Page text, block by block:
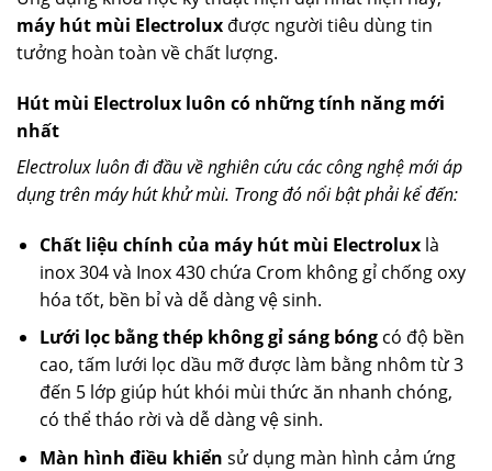
máy hút mùi Electrolux được người tiêu dùng tin
tưởng hoàn toàn về chất lượng.
Hút mùi Electrolux luôn có những tính năng mới
nhất
Electrolux luôn đi đầu về nghiên cứu các công nghệ mới áp
dụng trên máy hút khử mùi. Trong đó nổi bật phải kể đến:
Chất liệu chính của máy hút mùi Electroluxlà
inox 304 và Inox 430 chứa Crom không gỉ chống oxy
hóa tốt, bền bỉ và dễ dàng vệ sinh.
Lưới lọc bằng thép không gỉ sáng bóngcó độ bền
cao, tấm lưới lọc dầu mỡ được làm bằng nhôm từ 3
đến 5 lớp giúp hút khói mùi thức ăn nhanh chóng,
có thể tháo rời và dễ dàng vệ sinh.
Màn hình điều khiển sử dụng màn hình cảm ứng